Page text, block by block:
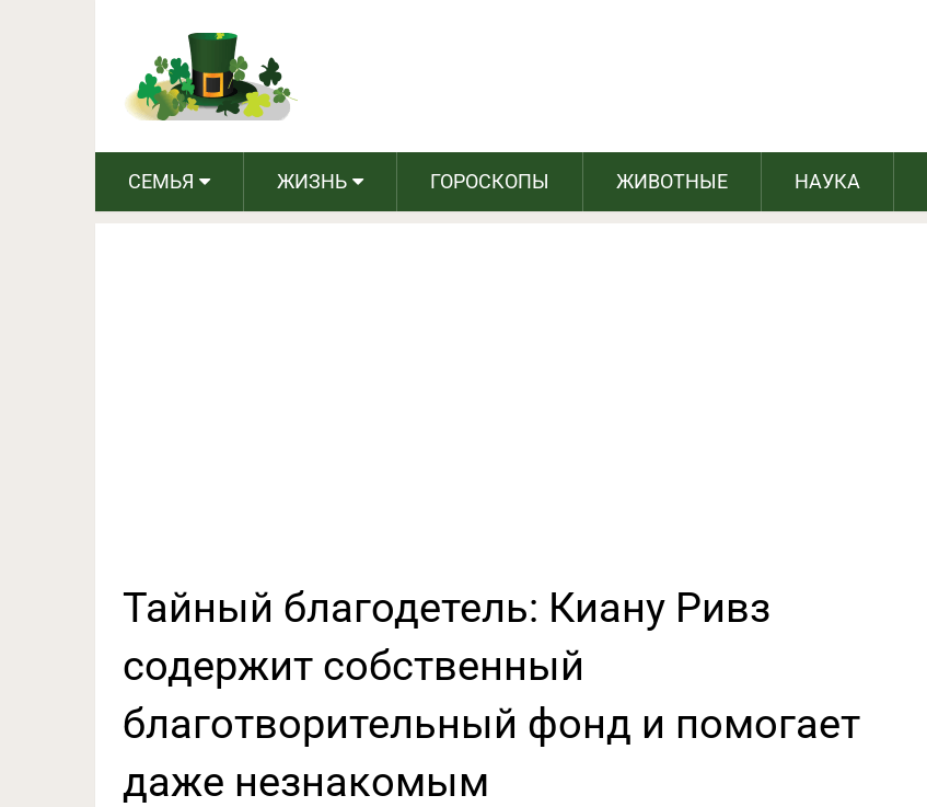
СЕМЬЯ ЖИЗНЬ ГОРОСКОПЫ ЖИВОТНЫЕ НАУКА
благотворительный фонд и помогает даже незнакомым
Тайный благодетель: Киану Ривз
содержит собственный
благотворительный фонд и помогает
даже незнакомым